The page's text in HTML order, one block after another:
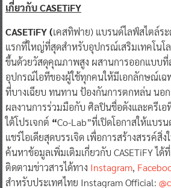
เกี่ยวกับ CASETiFY
CASETiFY (เคสทิฟาย) แบรนด์ไลฟ์สไตล์ร
แรกที่ใหญ่ที่สุดสำหรับอุปกรณ์เสริมเทคโนโ
ขึ้นด้วยวัสดุคุณภาพสูง ผสานการออกแบบที่
อุปกรณ์ไอทีของผู้ใช้ทุกคนให้มีเอกลักษณ์เฉ
ที่บางเฉียบ ทนทาน ป้องกันการตกหล่น นอก
ผลงานการร่วมมือกับ ศิลปินชื่อดังและครีเ
ใต้โปรเจกต์ “Co-Lab”ที่เปิดโอกาสให้แบร
แชร์ไอเดียสุดบรรเจิด เพื่อการสร้างสรรค์สิ่
ค้นหาข้อมูลเพิ่มเติมเกี่ยวกับ CASETiFY ได้ที่
ติดตามข่าวสารได้ทาง Instagram,
สำหรับประเทศไทย Instagram Official: